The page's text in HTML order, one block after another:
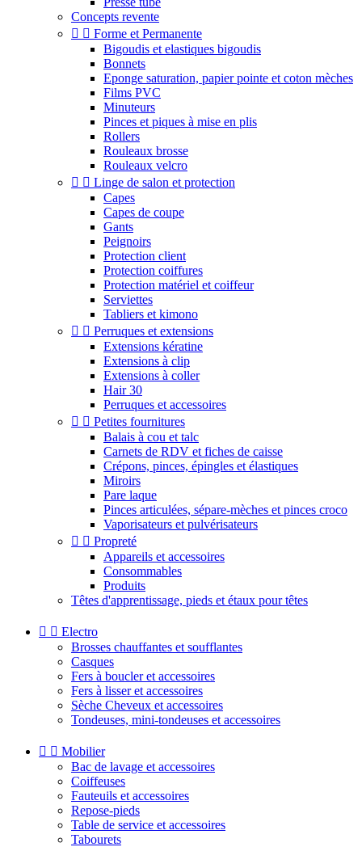
Concepts revente
  Forme et Permanente
Bigoudis et elastiques bigoudis
Bonnets
Eponge saturation, papier pointe et coton mèches
Films PVC
Minuteurs
Pinces et piques à mise en plis
Rollers
Rouleaux brosse
Rouleaux velcro
  Linge de salon et protection
Capes
Capes de coupe
Gants
Peignoirs
Protection client
Protection coiffures
Protection matériel et coiffeur
Serviettes
Tabliers et kimono
  Perruques et extensions
Extensions kératine
Extensions à clip
Extensions à coller
Hair 30
Perruques et accessoires
  Petites fournitures
Balais à cou et talc
Carnets de RDV et fiches de caisse
Crépons, pinces, épingles et élastiques
Miroirs
Pare laque
Pinces articulées, sépare-mèches et pinces croco
Vaporisateurs et pulvérisateurs
  Propreté
Appareils et accessoires
Consommables
Produits
Têtes d'apprentissage, pieds et étaux pour têtes
  Electro
Brosses chauffantes et soufflantes
Casques
Fers à boucler et accessoires
Fers à lisser et accessoires
Sèche Cheveux et accessoires
Tondeuses, mini-tondeuses et accessoires
  Mobilier
Bac de lavage et accessoires
Coiffeuses
Fauteuils et accessoires
Repose-pieds
Table de service et accessoires
Tabourets